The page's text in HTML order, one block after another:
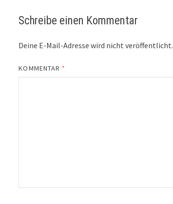
Schreibe einen Kommentar
Deine E-Mail-Adresse wird nicht veröffentlicht.
KOMMENTAR *